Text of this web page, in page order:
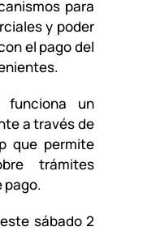
para
y poder
el pago del
funciona un
a través de
que permite
trámites
pago.
sábado 2